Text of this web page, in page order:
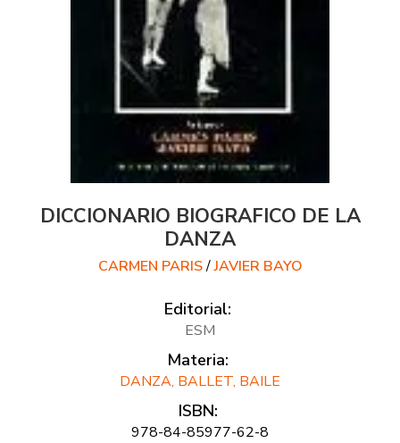
DICCIONARIO BIOGRAFICO DE LA
DANZA
CARMEN PARIS/JAVIER BAYO
Editorial:
ESM
Materia:
DANZA, BALLET, BAILE
ISBN:
978-84-85977-62-8